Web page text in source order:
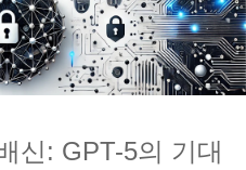
신: GPT-5의 기대